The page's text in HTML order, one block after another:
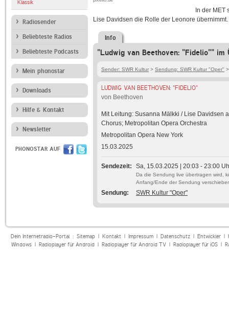
Klassik
Radiosender
Beliebteste Radios
Beliebteste Podcasts
Mein phonostar
Downloads
Hilfe & Kontakt
Newsletter
PHONOSTAR AUF
In der
Lise Davidsen die Rolle der Leonore übernimmt.
Info
"Ludwig van Beethoven: "Fidelio"" im
Sender: SWR Kultur > Sendung: SWR Kultur "Oper"
LUDWIG VAN BEETHOVEN: "FIDELIO"
von Beethoven
Mit Leitung: Susanna Mälkki / Lise Davidsen
Chorus; Metropolitan Opera Orchestra
Metropolitan Opera New York
15.03.2025
Sendezeit Sa, 15.03.2025 | 20:03 - 23:00
Da die Sendung live übertragen wird,
Anfang/Ende der Sendung
Sendung SWR Kultur "Oper"
Dein Internetradio-Portal : Sitemap| Kontakt| Impressum| Datenschutz| Entwickler|
Windows| Radioplayer für Android| Radioplayer für Android TV| Radioplayer für iOS|